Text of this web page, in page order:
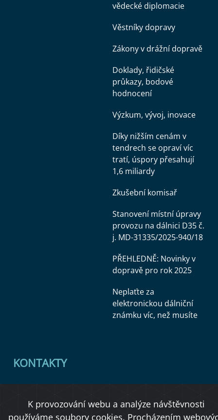
vědecké diplomacie
Věstníky dopravy
Zákony v drážní dopravě
Doklady, řidičské
průkazy, bodové
hodnocení
Výzkum, vývoj, inovace
Díky nižším cenám v
tendrech se opraví víc
tratí, úspory přesahují
1,6 miliardy
Zkušební komisař
Stanovení místní úpravy
provozu na dálnici D35 č.
j. MD-31335/2025-940/18
PŘEHLEDNĚ: Novinky v
dopravě pro rok 2025
Neplaťte za
elektronickou dálniční
známku víc, než musíte
KONTAKTY
Úřední deska
K provozování webu a analýze návštěvnosti
používáme soubory cookies. Procházením